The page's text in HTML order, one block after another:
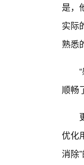
是，
实际
熟悉
顺畅
优化
消除